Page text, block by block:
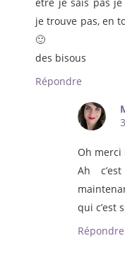
je trouve pas, en
🙂
des bisous
Répondre
Oh
Ah
qui c’est
Répondre